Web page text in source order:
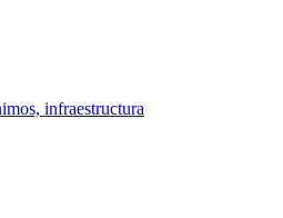
infraestructura